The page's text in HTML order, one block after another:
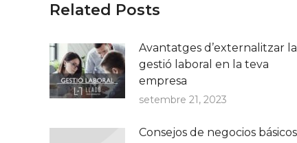
Related Posts
Avantatges d’externalitzar la
gestió laboral en la teva
empresa
setembre 21, 2023
Consejos de negocios básicos